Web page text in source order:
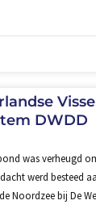
DWDD
was verheugd
werd besteed
Noordzee bij De